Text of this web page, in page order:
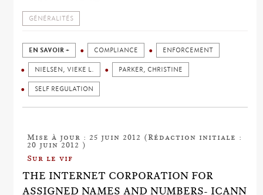
GÉNÉRALITÉS
EN SAVOIR + COMPLIANCE ENFORCEMENT
NIELSEN, VIEKE L. PARKER, CHRISTINE
SELF REGULATION
Mise à jour : 25 juin 2012 (Rédaction initiale :
20 juin 2012 )
Sur le vif
THE INTERNET CORPORATION FOR
ASSIGNED NAMES AND NUMBERS- ICANN